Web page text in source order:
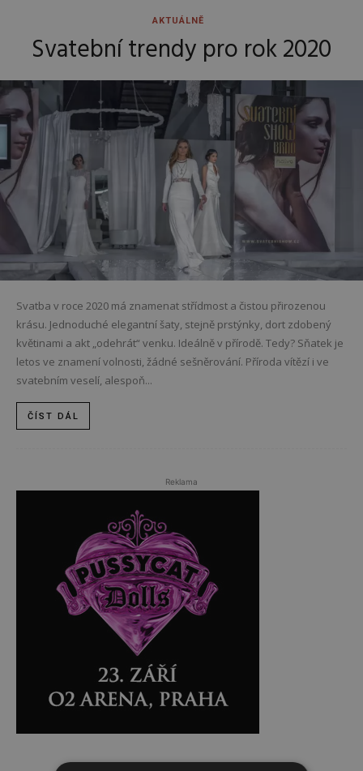
AKTUÁLNĚ
Svatební trendy pro rok 2020
Svatba v roce 2020 má znamenat střídmost a čistou přirozenou
krásu. Jednoduché elegantní šaty, stejně prstýnky, dort zdobený
květinami a akt „odehrát“ venku. Ideálně v přírodě. Tedy? Sňatek je
letos ve znamení volnosti, žádné sešněrování. Příroda vítězí i ve
svatebním veselí, alespoň...
ČÍST DÁL
Reklama